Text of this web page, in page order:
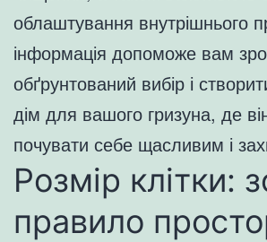
облаштування внутрішнього
інформація допоможе вам
обґрунтований вибір і
дім для вашого гризуна, де
почувати себе щасливим і
Розмір клітки:
правило